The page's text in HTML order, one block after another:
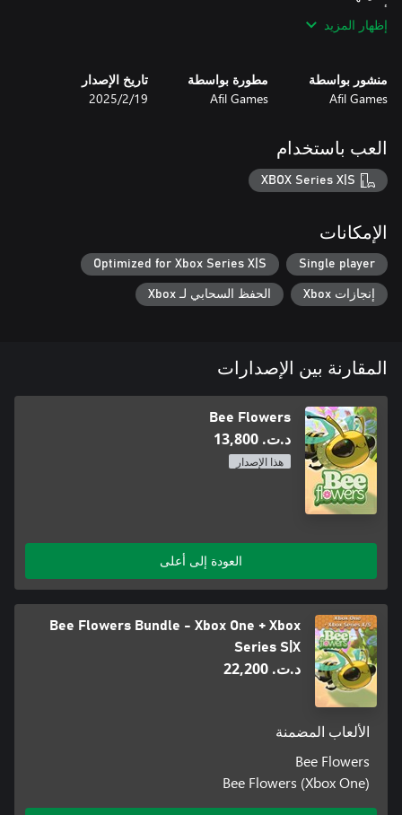
أجواء مريحة: رسومات بسيطة وموسيقى مهدئة لخلق تجربة لعب
الزهور؟
إظهار المزيد
منشور بواسطة
Afil Games
مطورة بواسطة
Afil Games
تاريخ الإصدار
19‏/2‏/2025
العب باستخدام
XBOX Series X|S
الإمكانات
Single player
Optimized for Xbox Series X|S
إنجازات Xbox الحفظ السحابي لـ Xbox
المقارنة بين الإصدارات
Bee Flowers
د.ت.‏ 13,800
هذا الإصدار
العودة إلى أعلى
Bee Flowers Bundle - Xbox One + Xbox
Series S|X
د.ت.‏ 22,200
الألعاب المضمنة
Bee Flowers
Bee Flowers (Xbox One)